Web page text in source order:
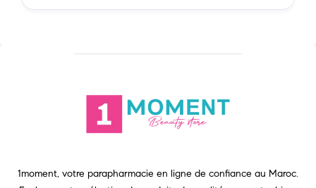
1moment, votre parapharmacie en ligne de confiance au Maroc.